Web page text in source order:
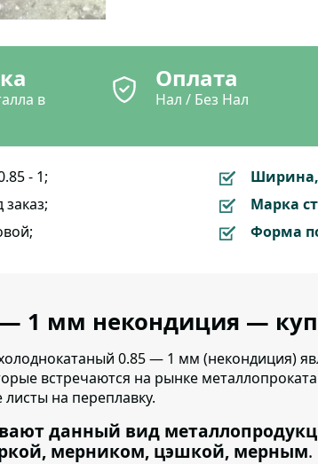
в
Оплата
Нал / Без Нал
- 1;
заказ; Марка
Форма
1 мм некондиция —
0.85 — 1 мм (некондиция)
встречаются на рынке
на переплавку.
данный вид
мерником, цэшкой, мерным.